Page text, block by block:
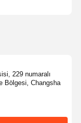
Haberler
229 numaralı
Bölgesi, Changsha